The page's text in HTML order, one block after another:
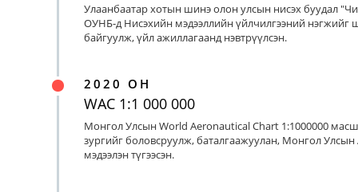
Улаанбаатар хотын шинэ олон улсын нисэх буудал
ОУНБ-д Нисэхийн мэдээллийн үйлчилгээний нэгжийг
байгуулж, үйл ажиллагаанд нэвтрүүлсэн.
2020 ОН
WAC 1:1 000 000
Монгол Улсын World Aeronautical Chart 1:1000000
зургийг боловсруулж, баталгаажуулан, Монгол Улсын
мэдээлэн түгээсэн.